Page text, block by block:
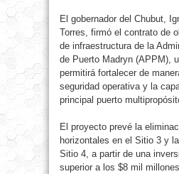
El gobernador del Chubut,
Torres, firmó el contrato de
de infraestructura de la
de Puerto Madryn (APPM),
permitirá fortalecer de
seguridad operativa y la
principal puerto
El proyecto prevé la
horizontales en el Sitio 3 y
Sitio 4, a partir de una
superior a los $8 mil